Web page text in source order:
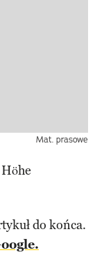
Mat. prasowe
do końca.